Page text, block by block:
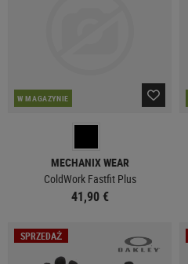
W MAGAZYNIE
MECHANIX WEAR
ColdWork Fastfit Plus
41,90 €
SPRZEDAŻ